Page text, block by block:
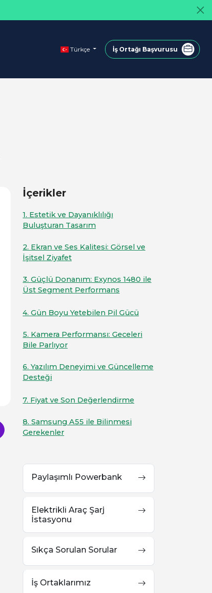
Türkçe İş Ortağı Başvurusu
İçerikler
1. Estetik ve Dayanıklılığı
Buluşturan Tasarım
2. Ekran ve Ses Kalitesi: Görsel ve
İşitsel Ziyafet
3. Güçlü Donanım: Exynos 1480 ile
Üst Segment Performans
4. Gün Boyu Yetebilen Pil Gücü
5. Kamera Performansı: Geceleri
Bile Parlıyor
6. Yazılım Deneyimi ve Güncelleme
Desteği
7. Fiyat ve Son Değerlendirme
8. Samsung A55 ile Bilinmesi
Gerekenler
Paylaşımlı Powerbank
Elektrikli Araç Şarj
İstasyonu
Sıkça Sorulan Sorular
İş Ortaklarımız